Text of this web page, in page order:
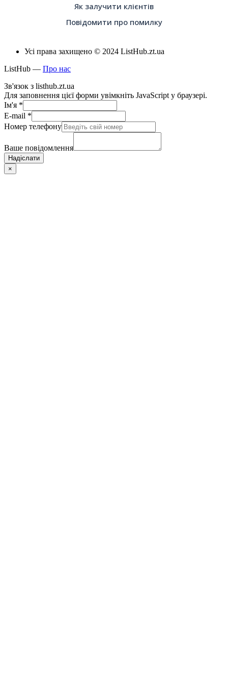
Як залучити клієнтів
Повідомити про помилку
Усі права захищено © 2024 ListHub.zt.ua
ListHub — Про нас
Зв'язок з listhub.zt.ua
Для заповнення цієї форми увімкніть JavaScript у браузері.
Ім'я *
E-mail *
Номер телефону
Ваше повідомлення
Надіслати
×